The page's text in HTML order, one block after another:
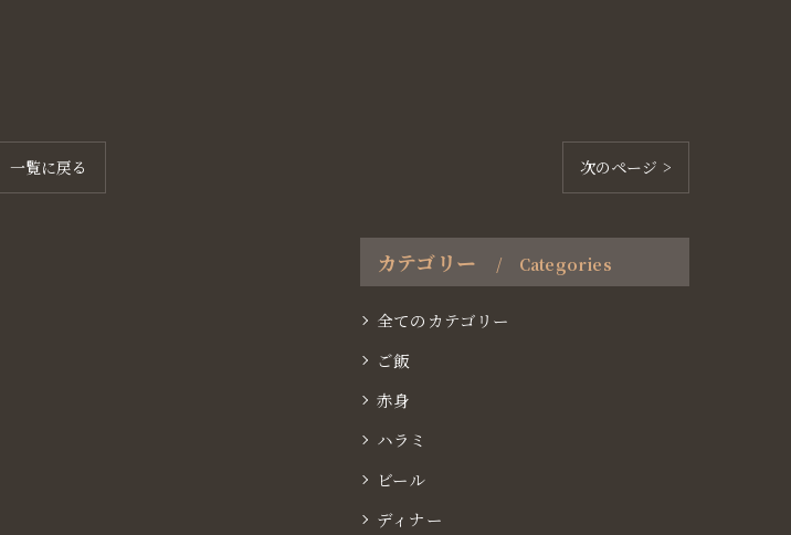
一覧に戻る 次のページ >
カテゴリー Categories
全てのカテゴリー
ご飯
赤身
ハラミ
ビール
ディナー